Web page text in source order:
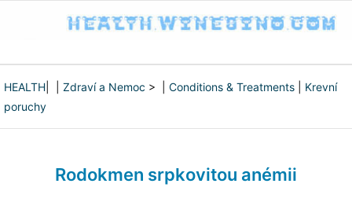
HEALTH Zdraví a Nemoc > | Conditions & Treatments
Krevní
poruchy
Rodokmen srpkovitou anémii